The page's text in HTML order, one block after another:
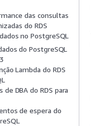
das consultas
do RDS
no PostgreSQL
do PostgreSQL
Lambda do RDS
de DBA do RDS para
de espera do